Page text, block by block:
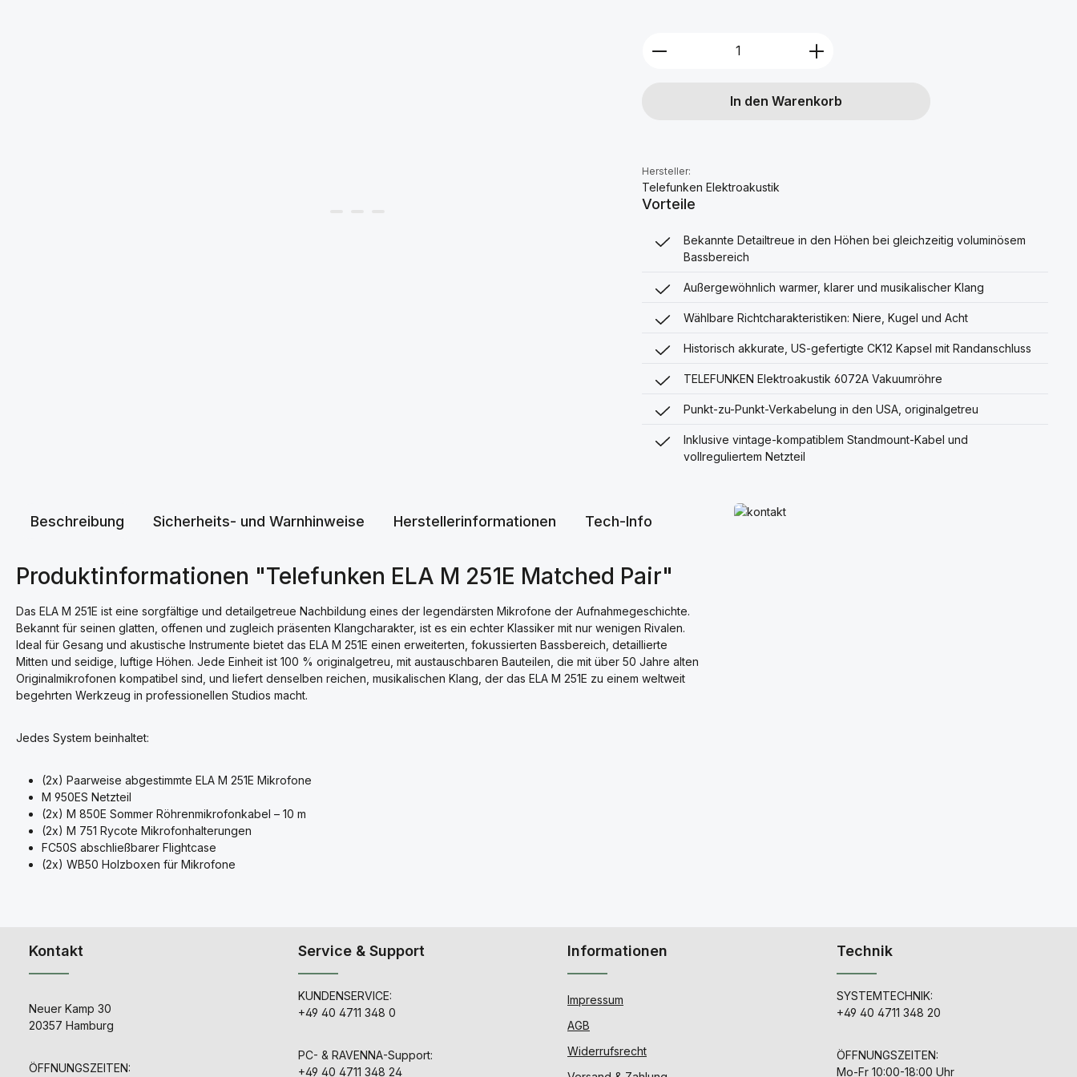
Produkt Anzahl: Gib den gewünschten Wert
In den Warenkorb
Hersteller:
Telefunken Elektroakustik
Vorteile
Bekannte Detailtreue in den Höhen bei gleichzeitig voluminösem
Bassbereich
Außergewöhnlich warmer, klarer und musikalischer Klang
Wählbare Richtcharakteristiken: Niere, Kugel und Acht
Historisch akkurate, US-gefertigte CK12 Kapsel mit Randanschluss
TELEFUNKEN Elektroakustik 6072A Vakuumröhre
Punkt-zu-Punkt-Verkabelung in den USA, originalgetreu
Inklusive vintage-kompatiblem Standmount-Kabel und
vollreguliertem Netzteil
Beschreibung Sicherheits- und Warnhinweise Herstellerinformationen Tech-Info
Produktinformationen "Telefunken ELA M 251E Matched Pair"
Das ELA M 251E ist eine sorgfältige und detailgetreue Nachbildung eines der legendärsten Mikrofone der Aufnahmegeschichte.
Bekannt für seinen glatten, offenen und zugleich präsenten Klangcharakter, ist es ein echter Klassiker mit nur wenigen Rivalen.
Ideal für Gesang und akustische Instrumente bietet das ELA M 251E einen erweiterten, fokussierten Bassbereich, detaillierte
Mitten und seidige, luftige Höhen. Jede Einheit ist 100 % originalgetreu, mit austauschbaren Bauteilen, die mit über 50 Jahre alten
Originalmikrofonen kompatibel sind, und liefert denselben reichen, musikalischen Klang, der das ELA M 251E zu einem weltweit
begehrten Werkzeug in professionellen Studios macht.
Jedes System beinhaltet:
(2x) Paarweise abgestimmte ELA M 251E Mikrofone
M 950ES Netzteil
(2x) M 850E Sommer Röhrenmikrofonkabel – 10 m
(2x) M 751 Rycote Mikrofonhalterungen
FC50S abschließbarer Flightcase
(2x) WB50 Holzboxen für Mikrofone
Mehr erfahren
Kontakt
Neuer Kamp 30
20357 Hamburg
ÖFFNUNGSZEITEN:
Service & Support
KUNDENSERVICE:
+49 40 4711 348 0
PC- & RAVENNA-Support:
+49 40 4711 348 24
Informationen
Impressum
AGB
Widerrufsrecht
Technik
SYSTEMTECHNIK:
+49 40 4711 348 20
ÖFFNUNGSZEITEN:
Mo-Fr 10:00-18:00 Uhr